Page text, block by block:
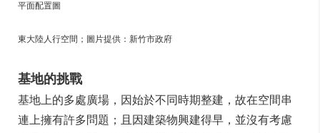
平面配置圖
東大陸人行空間；圖片提供：新竹市政府
基地的挑戰
基地上的多處廣場，因始於不同時期整建，故在空間串
連上擁有許多問題；且因建築物興建得早，並沒有考慮